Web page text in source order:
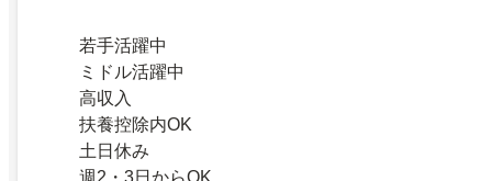
若手活躍中
ミドル活躍中
高収入
扶養控除内OK
土日休み
週2・3日からOK